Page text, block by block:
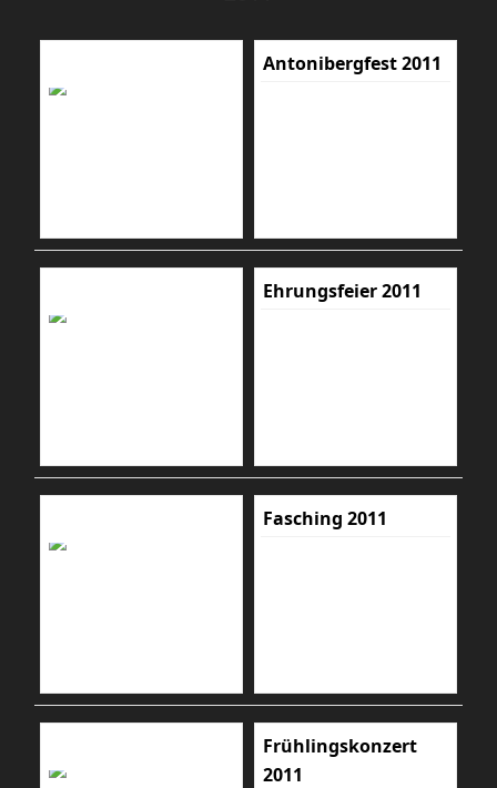
Antonibergfest 2011
Ehrungsfeier 2011
Fasching 2011
Frühlingskonzert
2011